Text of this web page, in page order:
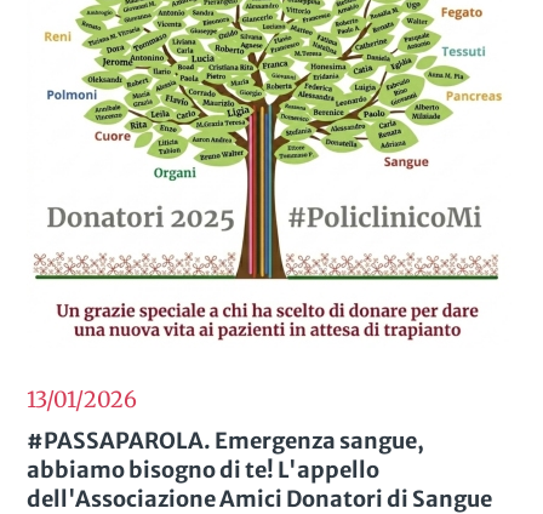
13/012026
#PASSAPAROLA. Emergenza sangue,
abbiamo bisogno di te! L'appello
dell'Associazione Amici Donatori di Sangue